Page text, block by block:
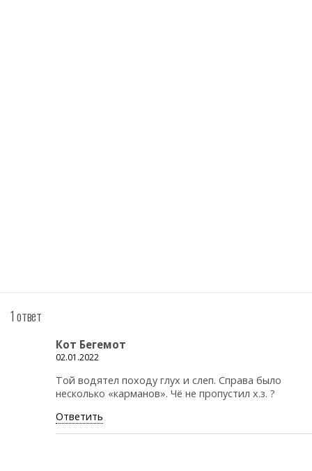
1 ответ
Кот Бегемот
02.01.2022
Той водятел походу глух и слеп. Справа было
несколько «карманов». Чё не пропустил х.з. ?
Ответить